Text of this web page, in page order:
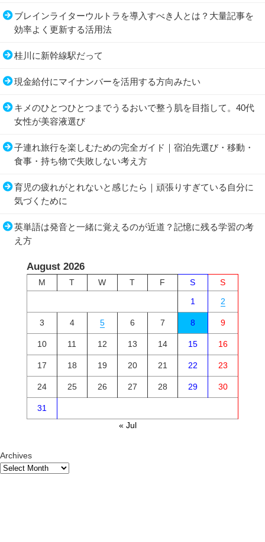
ブレインライターウルトラを導入すべき人とは？大量記事を
効率よく更新する活用法
桂川に新幹線駅だって
現金給付にマイナンバーを活用する方向みたい
キメのひとつひとつまでうるおいで整う肌を目指して。40代
女性が美容液選び
子連れ旅行を楽しむための完全ガイド｜宿泊先選び・移動・
食事・持ち物で失敗しない考え方
育児の疲れがとれないと感じたら｜頑張りすぎている自分に
気づくために
英単語は発音と一緒に覚えるのが近道？記憶に残る学習の考
え方
August 2026
M T W T F S
S
1
2
3 4 5 6 7 8 9
10 11 12 13 14 15 16
17 18 19 20 21 22 23
24 25 26 27 28 29 30
31
« Jul
Archives